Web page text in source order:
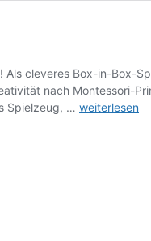
cleveres Box-in-Box-
nach Montessori-
Spielzeug, … Matzbox
weiterlesen